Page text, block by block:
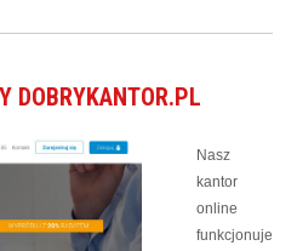
DOBRYKANTOR.PL
Nasz
kantor
online
funkcjonuje